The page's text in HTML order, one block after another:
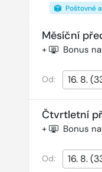
Poštovné
Měsíční
+ Bonus
Od:
Čtvrtletní
+ Bonus
Od: